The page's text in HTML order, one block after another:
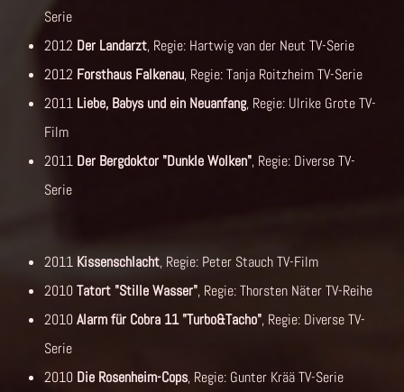
Serie
2012 Der Landarzt, Regie: Hartwig van der Neut TV-Serie
2012 Forsthaus Falkenau, Regie: Tanja Roitzheim TV-Serie
2011 Liebe, Babys und ein Neuanfang, Regie: Ulrike Grote TV-
Film
2011 Der Bergdoktor "Dunkle Wolken", Regie: Diverse TV-
Serie
2011 Kissenschlacht, Regie: Peter Stauch TV-Film
2010Tatort "Stille Wasser", Regie: Thorsten Näter TV-Reihe
2010Alarm für Cobra 11 "Turbo&Tacho", Regie: Diverse TV-
Serie
2010 Die Rosenheim-Cops, Regie: Gunter Krää TV-Serie